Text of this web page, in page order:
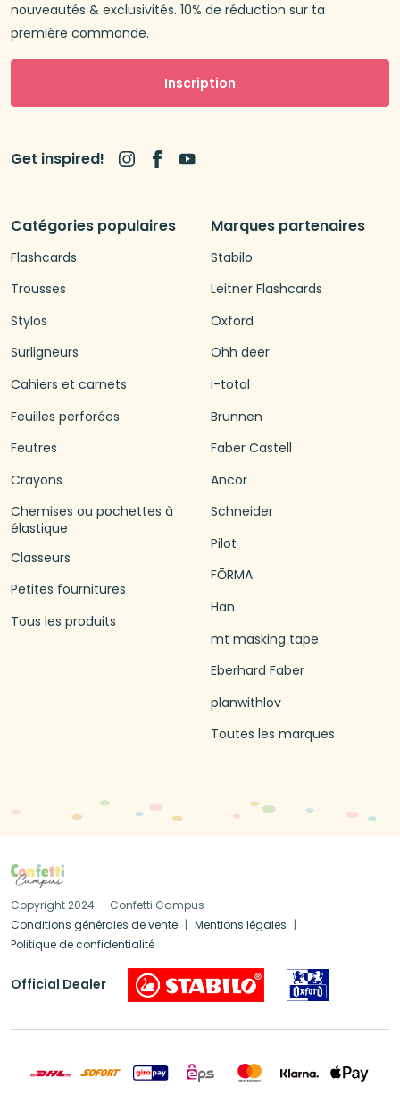
Catégories populaires
Flashcards
Trousses
Stylos
Surligneurs
Cahiers et carnets
Feuilles perforées
Feutres
Crayons
Chemises ou pochettes à
élastique
Classeurs
Petites fournitures
Tous les produits
Marques partenaires
Stabilo
Leitner Flashcards
Oxford
Ohh deer
i-total
Brunnen
Faber Castell
Ancor
Schneider
Pilot
FŌRMA
Han
mt masking tape
Eberhard Faber
planwithlov
Toutes les marques
nouveautés & exclusivités. 10% de réduction sur ta
première commande.
Inscription
Get inspired!
Copyright 2024 — Confetti Campus
Conditions générales de vente
Mentions légales
Politique de confidentialité
Official Dealer